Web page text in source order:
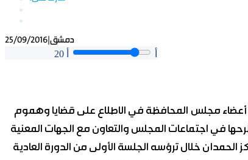
25/09/2016 دمشق
20
أعضاء مجلس المحافظة في الاطلاع على قضايا وهموم
في اجتماعات المجلس والتعاون مع الجهات المعنية
الحمدان خلال ترؤسه الجلسة الأولى من الدورة العادية